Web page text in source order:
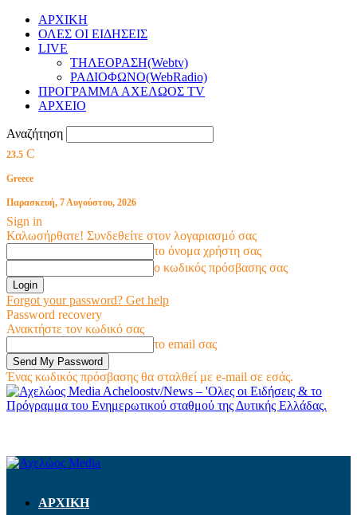
ΑΡΧΙΚΗ
ΟΛΕΣ ΟΙ ΕΙΔΗΣΕΙΣ
LIVE
ΤΗΛΕΟΡΑΣΗ(Webtv)
ΡΑΔΙΟΦΩΝΟ(WebRadio)
ΠΡΟΓΡΑΜΜΑ ΑΧΕΛΩΟΣ TV
ΑΡΧΕΙΟ
Αναζήτηση
23.5 C
Greece
Παρασκευή, 7 Αυγούστου, 2026
Sign in
Καλωσήρθατε! Συνδεθείτε στον λογαριασμό σας
το όνομα χρήστη σας
ο κωδικός πρόσβασης σας
Forgot your password? Get help
Password recovery
Ανακτήστε τον κωδικό σας
το email σας
Ένας κωδικός πρόσβασης θα σταλθεί με e-mail σε εσάς.
Acheloostv/News – 'Ολες οι Ειδήσεις & το
Πρόγραμμα του Ενημερωτικού σταθμού της Δυτικής Ελλάδας.
ΑΡΧΙΚΗ